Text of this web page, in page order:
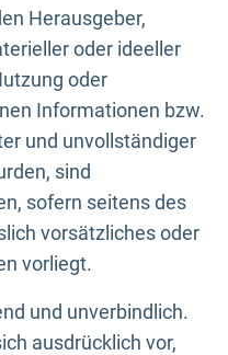
Herausgeber,
oder ideeller
oder
Informationen bzw.
und unvollständiger
sind
sofern seitens des
vorsätzliches oder
vorliegt.
und unverbindlich.
ausdrücklich vor,